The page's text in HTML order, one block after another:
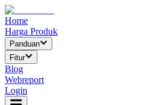
Home
Harga Produk
Panduan
Fitur
Blog
Webreport
Login